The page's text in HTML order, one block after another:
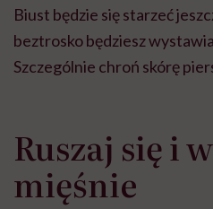
Biust będzie się starzeć
beztrosko będziesz
Szczególnie chroń skórę
Ruszaj się i
mięśnie